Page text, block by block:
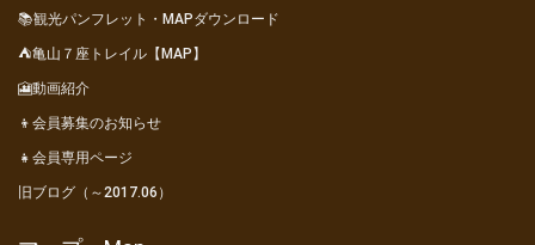
📚観光パンフレット・MAPダウンロード
⛺亀山７座トレイル【MAP】
🎦動画紹介
👦会員募集のお知らせ
👧会員専用ページ
旧ブログ（～2017.06）